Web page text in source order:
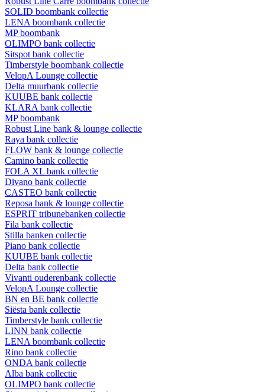
SOLID boombank collectie
LENA boombank collectie
MP boombank
OLIMPO bank collectie
Sitspot bank collectie
Timberstyle boombank collectie
VelopA Lounge collectie
Delta muurbank collectie
KUUBE bank collectie
KLARA bank collectie
MP boombank
Robust Line bank & lounge collectie
Raya bank collectie
FLOW bank & lounge collectie
Camino bank collectie
FOLA XL bank collectie
Divano bank collectie
CASTEO bank collectie
Reposa bank & lounge collectie
ESPRIT tribunebanken collectie
Fila bank collectie
Stilla banken collectie
Piano bank collectie
KUUBE bank collectie
Delta bank collectie
Vivanti ouderenbank collectie
VelopA Lounge collectie
BN en BE bank collectie
Siësta bank collectie
Timberstyle bank collectie
LINN bank collectie
LENA boombank collectie
Rino bank collectie
ONDA bank collectie
Alba bank collectie
OLIMPO bank collectie